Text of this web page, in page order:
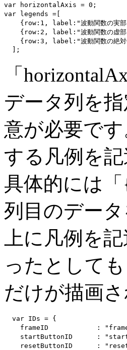
var horizontalAxis = 0;
var legends =[
{row:1, label:"波動関数の実
{row:2, label:"波動関数の虚
{row:3, label:"波動関数の絶
「
データ列を
意が必要で
する凡例を
具体的には
列目のデー
上に凡例を
ったとして
だけが描画さ
var IDs = {
frameID            :
startButtonID      :
resetButtonID      :